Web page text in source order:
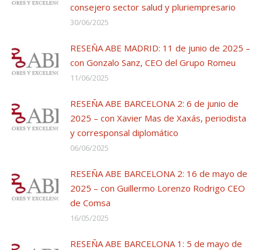
consejero sector salud y pluriempresario
30/06/2025
RESEÑA ABE MADRID: 11 de junio de 2025 –
con Gonzalo Sanz, CEO del Grupo Romeu
11/06/2025
RESEÑA ABE BARCELONA 2: 6 de junio de
2025 – con Xavier Mas de Xaxás, periodista
y corresponsal diplomático
06/06/2025
RESEÑA ABE BARCELONA 2: 16 de mayo de
2025 – con Guillermo Lorenzo Rodrigo CEO
de Comsa
16/05/2025
RESEÑA ABE BARCELONA 1: 5 de mayo de